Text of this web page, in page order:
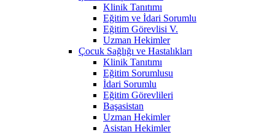
Klinik Tanıtımı
Eğitim ve İdari Sorumlu
Eğitim Görevlisi V.
Uzman Hekimler
Çocuk Sağlığı ve Hastalıkları
Klinik Tanıtımı
Eğitim Sorumlusu
İdari Sorumlu
Eğitim Görevlileri
Başasistan
Uzman Hekimler
Asistan Hekimler